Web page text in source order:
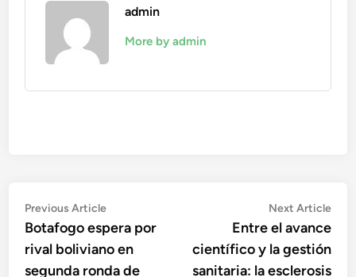
admin
More by admin
Navegación
de
entradas
Previous ArticlePrevious
article:
Botafogo espera por
rival boliviano en
segunda ronda de
Next Article
Entre el avance
científico y la gestión
sanitaria: la esclerosis